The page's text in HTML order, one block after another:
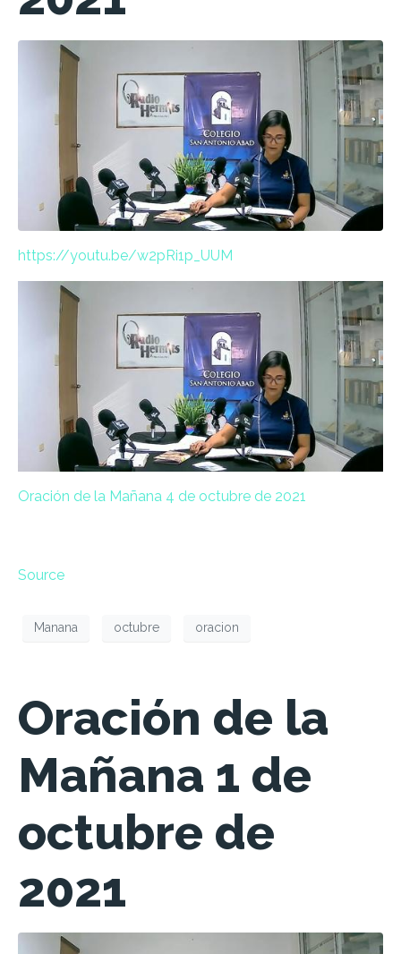
https://youtu.be/w2pRi1p_UUM
Oración de la Mañana 4 de octubre de 2021
Source
Manana octubre oracion
Oración de la
Mañana 1 de
octubre de
2021